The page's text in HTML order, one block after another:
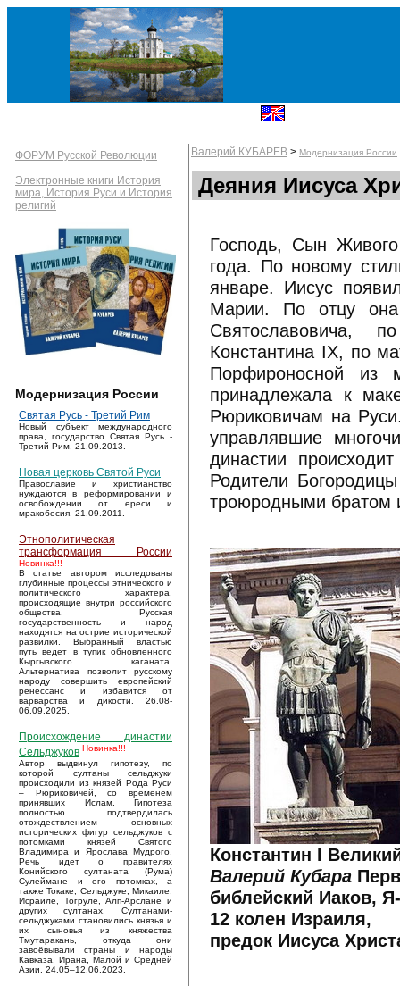
ФОРУМ Русской Революции
Электронные книги История
мира, История Руси и История
религий
Модернизация России
Святая Русь - Третий Рим
Новый субъект международного
права, государство Святая Русь -
Третий Рим, 21.09.2013.
Новая церковь Святой Руси
Православие и христианство
нуждаются в реформировании и
освобождении от ереси и
мракобесия. 21.09.2011.
Этнополитическая
трансформация России
Новинка!!!
В статье автором исследованы
глубинные процессы этнического и
политического характера,
происходящие внутри российского
общества. Русская
государственность и народ
находятся на острие исторической
развилки. Выбранный властью
путь ведет в тупик обновленного
Кыргызского каганата.
Альтернатива позволит русскому
народу совершить европейский
ренессанс и избавится от
варварства и дикости. 26.08-
06.09.2025.
Происхождение династии
Сельджуков Новинка!!!
Автор выдвинул гипотезу, по
которой султаны сельджуки
происходили из князей Рода Руси
– Рюриковичей, со временем
принявших Ислам. Гипотеза
полностью подтвердилась
отождествлением основных
исторических фигур сельджуков с
потомками князей Святого
Владимира и Ярослава Мудрого.
Речь идет о правителях
Конийского султаната (Рума)
Сулеймане и его потомках, а
также Токаке, Сельджуке, Микаиле,
Исраиле, Тогруле, Алп-Арслане и
других султанах. Султанами-
сельджуками становились князья и
их сыновья из княжества
Тмутаракань, откуда они
завоёвывали страны и народы
Кавказа, Ирана, Малой и Средней
Азии. 24.05–12.06.2023.
Валерий КУБАРЕВ > Модернизация России
Деяния Иисуса
Господь, Сын
года. По новому
январе. Иисус
Марии. По отцу
Святославовича,
Константина IX, по
Порфироносной из
принадлежала к
Рюриковичам на
управлявшие
династии
Родители
троюродными братом
Константин I
Валерий Кубара
библейский Иаков,
12 колен Израиля,
предок Иисуса